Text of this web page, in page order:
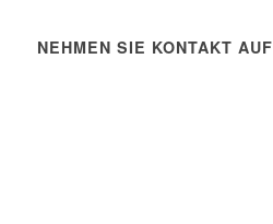
NEHMEN SIE KONTAKT AUF